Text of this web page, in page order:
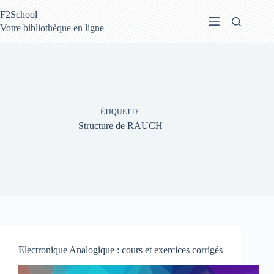
au
contenu
F2School
Votre bibliothèque en ligne
ÉTIQUETTE
Structure de RAUCH
Electronique Analogique : cours et exercices corrigés